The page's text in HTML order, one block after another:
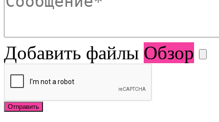
Добавить файлы Обзор
Отправить